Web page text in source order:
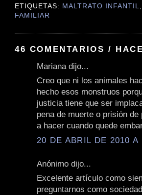
ETIQUETAS: MALTRATO INFANTIL,
FAMILIAR
46 COMENTARIOS /
Mariana dijo...
Creo que ni los animales
hecho esos monstruos
justicia tiene que ser
pena de muerte o prisión
a hacer cuando quede
20 DE ABRIL DE 2010 A
Anónimo dijo...
Excelente artículo como
preguntarnos como